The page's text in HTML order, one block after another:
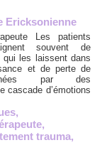
Ericksonienne
Les patients
souvent de
les laissent dans
et de perte de
par des
cascade d’émotions
,
,
trauma,